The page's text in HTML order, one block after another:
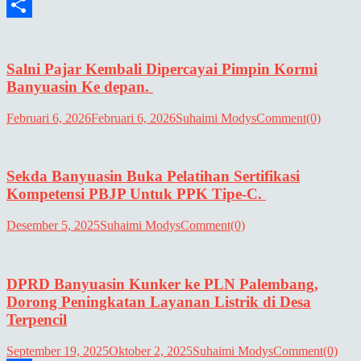
Email
Salni Pajar Kembali Dipercayai Pimpin Kormi
Banyuasin Ke depan.
Februari 6, 2026Februari 6, 2026Suhaimi ModysComment(0)
Sekda Banyuasin Buka Pelatihan Sertifikasi
Kompetensi PBJP Untuk PPK Tipe-C.
Desember 5, 2025Suhaimi ModysComment(0)
DPRD Banyuasin Kunker ke PLN Palembang,
Dorong Peningkatan Layanan Listrik di Desa
Terpencil
September 19, 2025Oktober 2, 2025Suhaimi ModysComment(0)